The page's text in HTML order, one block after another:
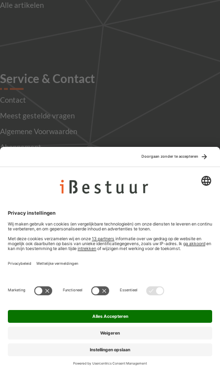
Alle artikelen
Service & Contact
Contact
Meest gestelde vragen
Algemene Voorwaarden
Abonnement
Privacyinstellingen